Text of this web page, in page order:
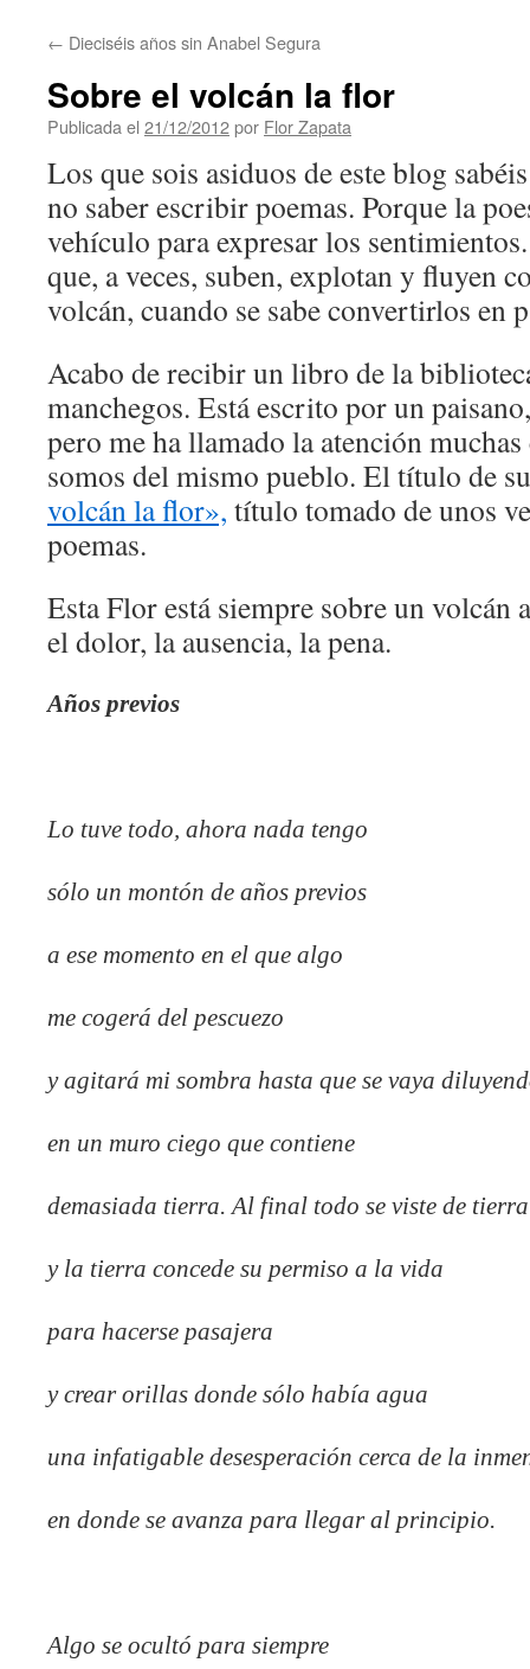
← Dieciséis años sin Anabel Segura
Sobre el volcán la flor
Publicada el 21/12/2012por Flor Zapata
Los que sois asiduos de este blog
no saber escribir poemas. Porque la
vehículo para expresar los
que, a veces, suben, explotan y fluyen
volcán, cuando se sabe convertirlos en
Acabo de recibir un libro de la
manchegos. Está escrito por un
pero me ha llamado la atención muchas
somos del mismo pueblo. El título de
volcán la flor», título tomado de unos
poemas.
Esta Flor está siempre sobre un volcán
el dolor, la ausencia, la pena.
Años previos
Lo tuve todo, ahora nada tengo
sólo un montón de años previos
a ese momento en el que algo
me cogerá del pescuezo
y agitará mi sombra hasta que se vaya
en un muro ciego que contiene
demasiada tierra. Al final todo se viste de tierra
y la tierra concede su permiso a la vida
para hacerse pasajera
y crear orillas donde sólo había agua
una infatigable desesperación cerca de la
en donde se avanza para llegar al principio.
Algo se ocultó para siempre